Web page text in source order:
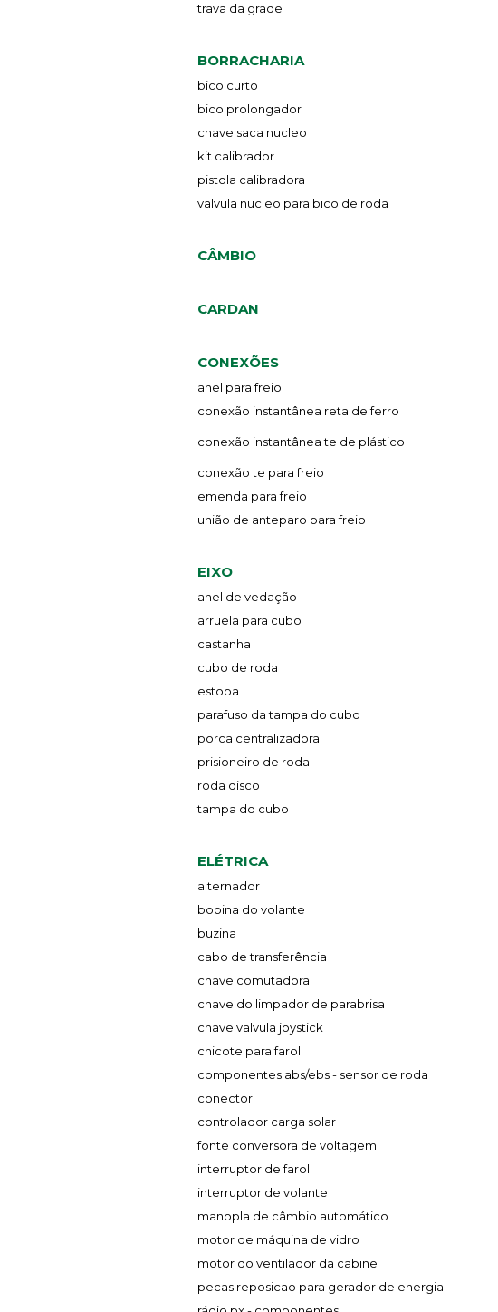
trava da grade
BORRACHARIA
bico curto
bico prolongador
chave saca nucleo
kit calibrador
pistola calibradora
valvula nucleo para bico de roda
CÂMBIO
CARDAN
CONEXÕES
anel para freio
conexão instantânea reta de ferro
conexão instantânea te de plástico
conexão te para freio
emenda para freio
união de anteparo para freio
EIXO
anel de vedação
arruela para cubo
castanha
cubo de roda
estopa
parafuso da tampa do cubo
porca centralizadora
prisioneiro de roda
roda disco
tampa do cubo
ELÉTRICA
alternador
bobina do volante
buzina
cabo de transferência
chave comutadora
chave do limpador de parabrisa
chave valvula joystick
chicote para farol
componentes abs/ebs - sensor de roda
conector
controlador carga solar
fonte conversora de voltagem
interruptor de farol
interruptor de volante
manopla de câmbio automático
motor de máquina de vidro
motor do ventilador da cabine
pecas reposicao para gerador de energia